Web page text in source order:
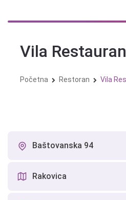
Vila
Početna Restoran Vila
Baštovanska 94
Rakovica